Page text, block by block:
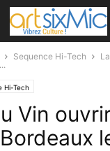
Sequence Hi-Tech
Hi-Tech
Vin